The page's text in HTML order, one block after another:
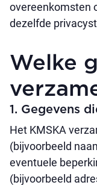
overeenkomsten
dezelfde
Welke
1. Gegevens
Het KMSKA
(bijvoorbeeld
eventuele
(bijvoorbeeld